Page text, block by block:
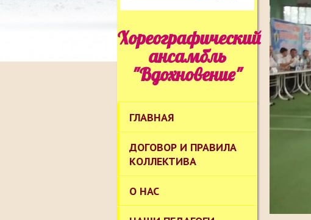
Хореографический
ансамбль
"Вдохновение"
ГЛАВНАЯ
ДОГОВОР И ПРАВИЛА
КОЛЛЕКТИВА
О НАС